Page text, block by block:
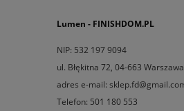
Lumen - FINISHDOM.PL
NIP: 532 197 9094
ul. Błękitna 72, 04-663 Warszawa
adres e-mail:
Telefon: 501 180 553